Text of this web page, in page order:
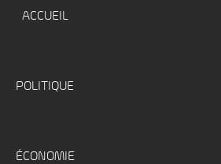
ACCUEIL
POLITIQUE
ÉCONOMIE